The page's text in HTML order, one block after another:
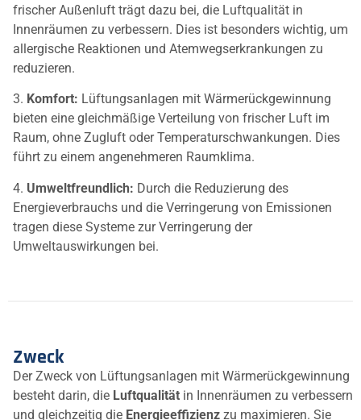
frischer Außenluft trägt dazu bei, die Luftqualität in
Innenräumen zu verbessern. Dies ist besonders wichtig, um
allergische Reaktionen und Atemwegserkrankungen zu
reduzieren.
3. Komfort: Lüftungsanlagen mit Wärmerückgewinnung
bieten eine gleichmäßige Verteilung von frischer Luft im
Raum, ohne Zugluft oder Temperaturschwankungen. Dies
führt zu einem angenehmeren Raumklima.
4. Umweltfreundlich: Durch die Reduzierung des
Energieverbrauchs und die Verringerung von Emissionen
tragen diese Systeme zur Verringerung der
Umweltauswirkungen bei.
Zweck
Der Zweck von Lüftungsanlagen mit Wärmerückgewinnung
besteht darin, die Luftqualität in Innenräumen zu verbessern
und gleichzeitig die Energieeffizienz zu maximieren. Sie